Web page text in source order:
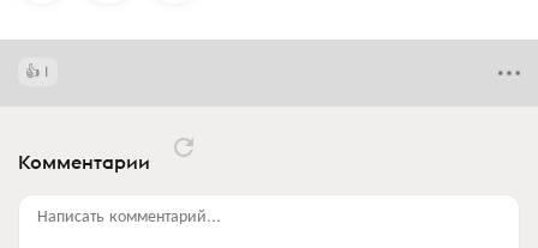
1
Комментарии
Написать комментарий...